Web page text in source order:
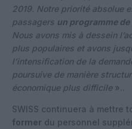
2019. Notre priorité absolue
passagers un programme
Nous avons mis à dessein
plus populaires et avons
l’intensification de la
poursuive de manière
économique plus difficile »..
SWISS continuera à mettre
former du personnel